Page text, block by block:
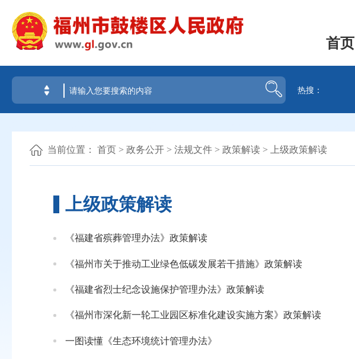
首页
热搜：
当前位置： 首页 > 政务公开 > 法规文件 > 政策解读 > 上级政策解读
上级政策解读
《福建省殡葬管理办法》政策解读
《福州市关于推动工业绿色低碳发展若干措施》政策解读
《福建省烈士纪念设施保护管理办法》政策解读
《福州市深化新一轮工业园区标准化建设实施方案》政策解读
一图读懂《生态环境统计管理办法》